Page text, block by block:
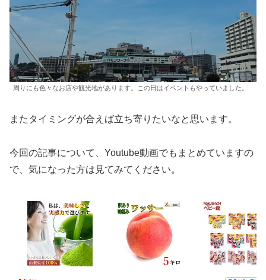
周りにも色々なお店や観光地があります。この日はイベントもやっていました。
またタイミングが合えば立ち寄りたいなと思います。
今回の記事について、Youtube動画でもまとめていますの
で、気になった方は見てみてください。